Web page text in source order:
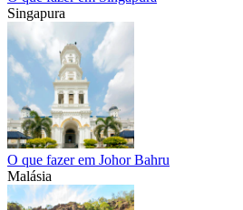
Singapura
O que fazer em Johor Bahru
Malásia